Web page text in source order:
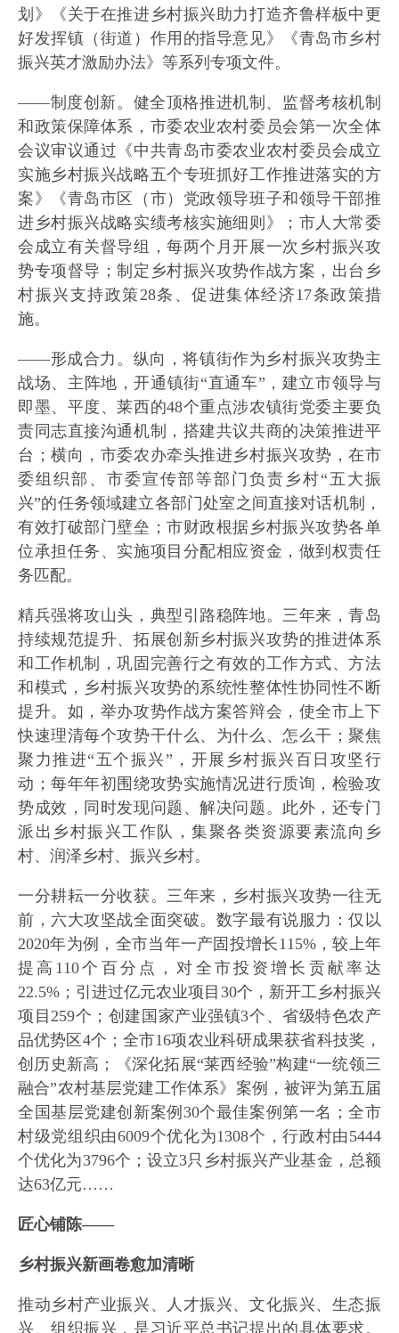
划》《关于在推进乡村振兴助力打造齐鲁样板中更
好发挥镇（街道）作用的指导意见》《青岛市乡村
振兴英才激励办法》等系列专项文件。
——制度创新。健全顶格推进机制、监督考核机制
和政策保障体系，市委农业农村委员会第一次全体
会议审议通过《中共青岛市委农业农村委员会成立
实施乡村振兴战略五个专班抓好工作推进落实的方
案》《青岛市区（市）党政领导班子和领导干部推
进乡村振兴战略实绩考核实施细则》；市人大常委
会成立有关督导组，每两个月开展一次乡村振兴攻
势专项督导；制定乡村振兴攻势作战方案，出台乡
村振兴支持政策28条、促进集体经济17条政策措
施。
——形成合力。纵向，将镇街作为乡村振兴攻势主
战场、主阵地，开通镇街“直通车”，建立市领导与
即墨、平度、莱西的48个重点涉农镇街党委主要负
责同志直接沟通机制，搭建共议共商的决策推进平
台；横向，市委农办牵头推进乡村振兴攻势，在市
委组织部、市委宣传部等部门负责乡村“五大振
兴”的任务领域建立各部门处室之间直接对话机制，
有效打破部门壁垒；市财政根据乡村振兴攻势各单
位承担任务、实施项目分配相应资金，做到权责任
务匹配。
精兵强将攻山头，典型引路稳阵地。三年来，青岛
持续规范提升、拓展创新乡村振兴攻势的推进体系
和工作机制，巩固完善行之有效的工作方式、方法
和模式，乡村振兴攻势的系统性整体性协同性不断
提升。如，举办攻势作战方案答辩会，使全市上下
快速理清每个攻势干什么、为什么、怎么干；聚焦
聚力推进“五个振兴”，开展乡村振兴百日攻坚行
动；每年年初围绕攻势实施情况进行质询，检验攻
势成效，同时发现问题、解决问题。此外，还专门
派出乡村振兴工作队，集聚各类资源要素流向乡
村、润泽乡村、振兴乡村。
一分耕耘一分收获。三年来，乡村振兴攻势一往无
前，六大攻坚战全面突破。数字最有说服力：仅以
2020年为例，全市当年一产固投增长115%，较上年
提高110个百分点，对全市投资增长贡献率达
22.5%；引进过亿元农业项目30个，新开工乡村振兴
项目259个；创建国家产业强镇3个、省级特色农产
品优势区4个；全市16项农业科研成果获省科技奖，
创历史新高；《深化拓展“莱西经验”构建“一统领三
融合”农村基层党建工作体系》案例，被评为第五届
全国基层党建创新案例30个最佳案例第一名；全市
村级党组织由6009个优化为1308个，行政村由5444
个优化为3796个；设立3只乡村振兴产业基金，总额
达63亿元……
匠心铺陈——
乡村振兴新画卷愈加清晰
推动乡村产业振兴、人才振兴、文化振兴、生态振
兴、组织振兴，是习近平总书记提出的具体要求。